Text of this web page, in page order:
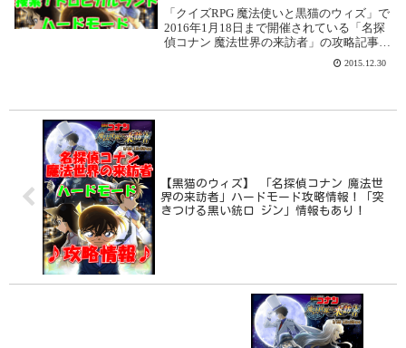
ドモード攻略情報！
「クイズRPG 魔法使いと黒猫のウィズ」で
2016年1月18日まで開催されている「名探
偵コナン 魔法世界の来訪者」の攻略記事で
す。 ここではハードモードの【ステージ７
怪盗キッドからの予告状！】を攻略しま
2015.12.30
【黒猫のウィズ】 「名探偵コナン 魔法世
界の来訪者」ハードモード攻略情報！「突
きつける黒い銃口 ジン」情報もあり！